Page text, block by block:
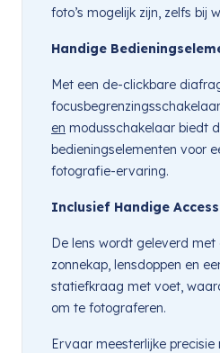
foto’s mogelijk zijn, zelfs bij
Handige
Met een de-clickbare
en modusschakelaar biedt
bedieningselementen voor
fotografie-ervaring.
Inclusief Handige
De lens wordt geleverd
zonnekap, lensdoppen en
statiefkraag met voet,
om te fotograferen.
Ervaar meesterlijke